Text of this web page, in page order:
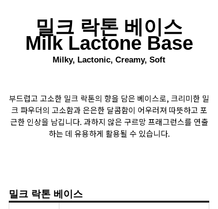
밀크 락톤 베이스
Milk Lactone Base
Milky, Lactonic, Creamy, Soft
부드럽고 고소한 밀크 락톤의 향을 담은 베이스로, 크리미한 밀
크 파우더의 고소함과 은은한 달콤함이 어우러져 따뜻하고 포
근한 인상을 남깁니다. 과하지 않은 구르망 프래그런스를 연출
하는 데 유용하게 활용될 수 있습니다.
밀크 락톤 베이스